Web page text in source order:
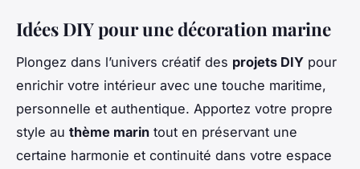
Idées DIY pour une décoration marine
Plongez dans l’univers créatif des projets DIY pour
enrichir votre intérieur avec une touche maritime,
personnelle et authentique. Apportez votre propre
style au thème marin tout en préservant une
certaine harmonie et continuité dans votre espace